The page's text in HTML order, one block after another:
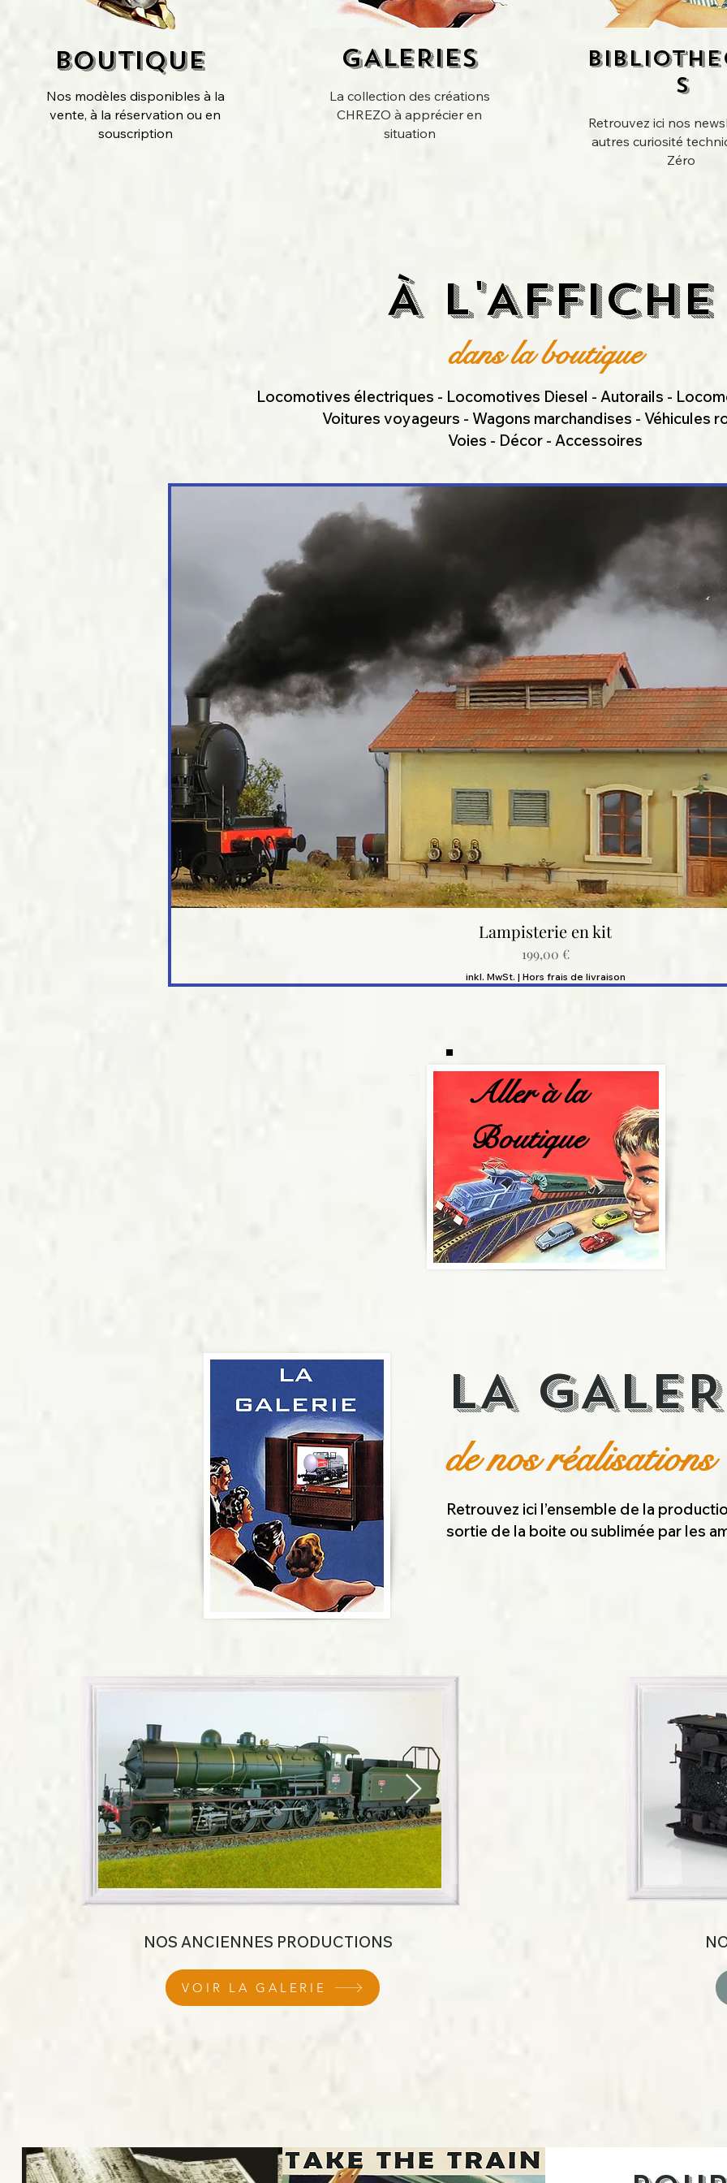
BOUTIQUE
Nos modèles disponibles à la
vente, à la réservation ou en
souscription
GALERIES
La collection des créations
CHREZO à apprécier en
situation
S
Retrouvez ici nos
autres curiosité
Zéro
À l'Affiche
dans la boutique
Locomotives électriques - Locomotives Diesel - Autorails -
Voitures voyageurs - Wagons marchandises - Véhicules
Voies - Décor - Accessoires
Schnellansicht
Lampisterie en kit
Preis
199,00 €
inkl. MwSt. | Hors frais de livraison
Aller à la
Boutique
LA
de nos réalisations
Retrouvez ici l’ensemble de la
sortie de la boite ou sublimée par les
NOS ANCIENNES PRODUCTIONS
VOIR LA GALERIE